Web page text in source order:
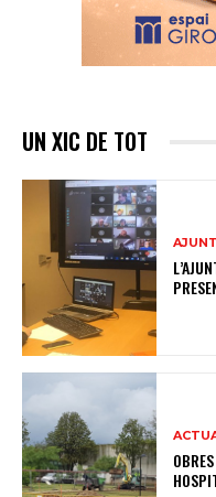
UN XIC DE TOT